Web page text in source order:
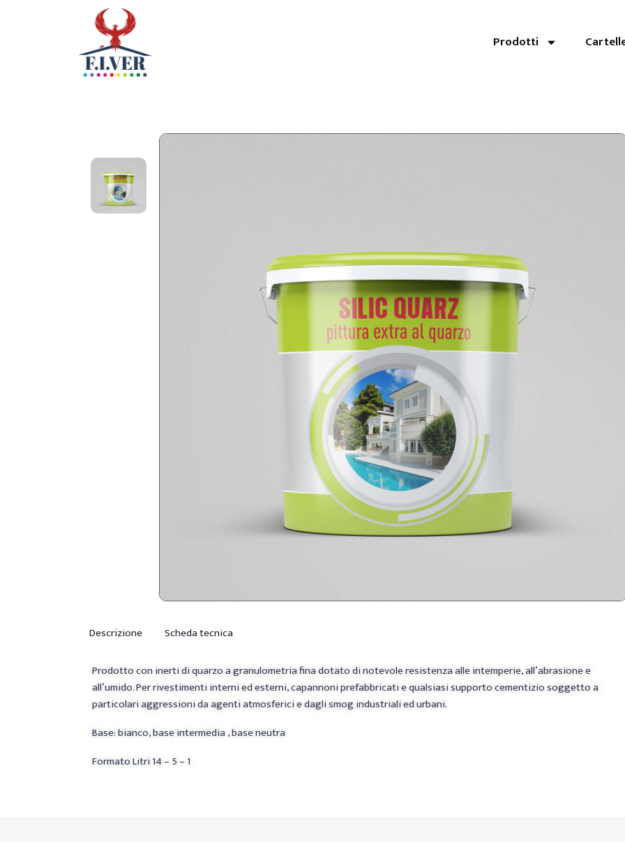
Prodotti
Descrizione Scheda tecnica
Prodotto con inerti di quarzo a granulometria fina dotato di notevole resistenza alle intemperie, all’abrasione e
all’umido. Per rivestimenti interni ed esterni, capannoni prefabbricati e qualsiasi supporto cementizio soggetto a
particolari aggressioni da agenti atmosferici e dagli smog industriali ed urbani.
Base: bianco, base intermedia , base neutra
Formato Litri 14 – 5 – 1